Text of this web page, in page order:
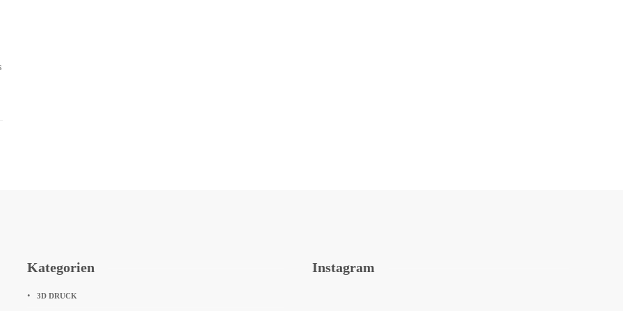
Kategorien
3D DRUCK
Instagram